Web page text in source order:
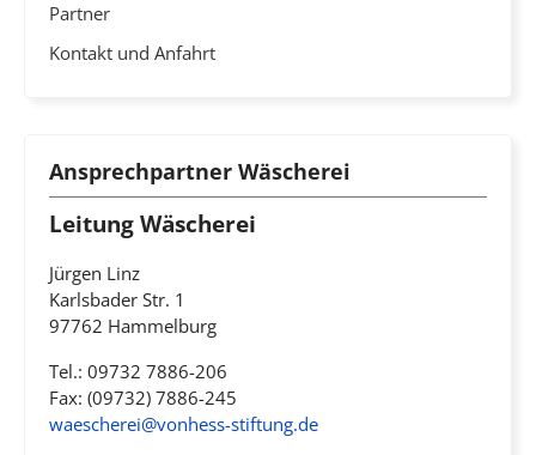
Partner
Kontakt und Anfahrt
Ansprechpartner Wäscherei
Leitung Wäscherei
Jürgen Linz
Karlsbader Str. 1
97762 Hammelburg
Tel.: 09732 7886-206
Fax: (09732) 7886-245
waescherei@vonhess-stiftung.de